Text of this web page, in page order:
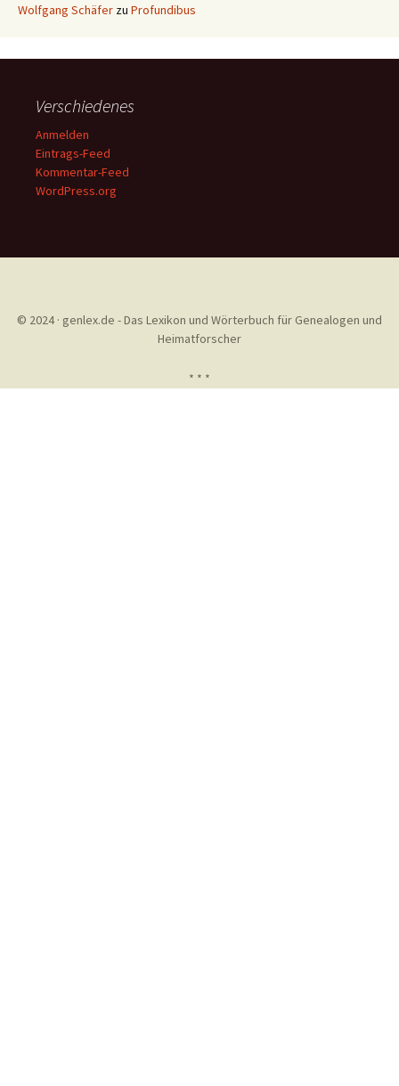
Wolfgang Schäfer zu Profundibus
Verschiedenes
Anmelden
Eintrags-Feed
Kommentar-Feed
WordPress.org
© 2024 · genlex.de - Das Lexikon und Wörterbuch für Genealogen und
Heimatforscher
* * *